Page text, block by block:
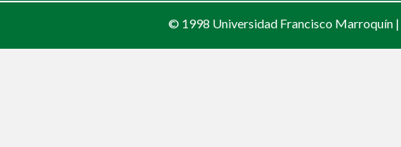
© 1998 Universidad Francisco Marroquín |